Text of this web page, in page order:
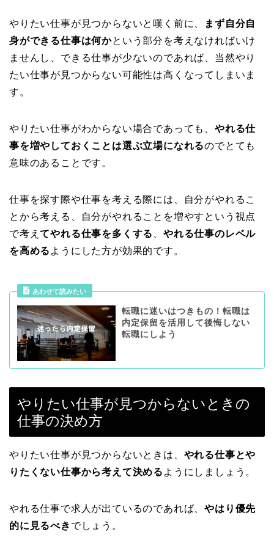
やりたい仕事が見つからないと嘆く前に、
まず自分自
身ができる仕事は何かという部分を考えなければいけ
ませんし、できる仕事が少ないのであれば、当然やり
たい仕事が見つからない可能性は高くなってしまいま
す。
やりたい仕事がわからない場合であっても、 やれる仕
事を増やしておくことは選ぶ立場になれるのでとても
意味のあることです。
仕事を探す際や仕事を考える際には、自分がやれるこ
とから考える、自分がやれることを増やすという視点
で考えてやれる仕事を多くする 、やれる仕事のレベル
を高める ようにした方が効果的です。
あわせて読みたい
転職に迷いはつきもの！転職は
内定保留を活用して後悔しない
転職にしよう
やりたい仕事が見つからないときの
仕事の決め方
やりたい仕事が見つからないときは、 やれる仕事とや
りたくない仕事から考えて決める ようにしましょう。
やれる仕事で求人が出ているのであれば、やはり優先
的に見るべき でしょう。